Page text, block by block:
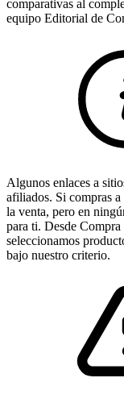
comparativas al
equipo Editorial de
Algunos enlaces a
afiliados. Si compras
la venta, pero en
para ti. Desde
seleccionamos
bajo nuestro criterio.